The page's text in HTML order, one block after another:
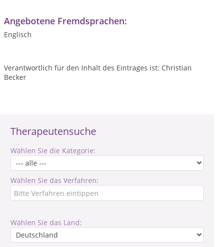
Therapeutensuche
Wählen Sie die Kategorie:
Wählen Sie das Verfahren:
Wählen Sie das Land:
Angebotene Fremdsprachen:
Englisch
Verantwortlich für den Inhalt des Eintrages ist: Christian
Becker